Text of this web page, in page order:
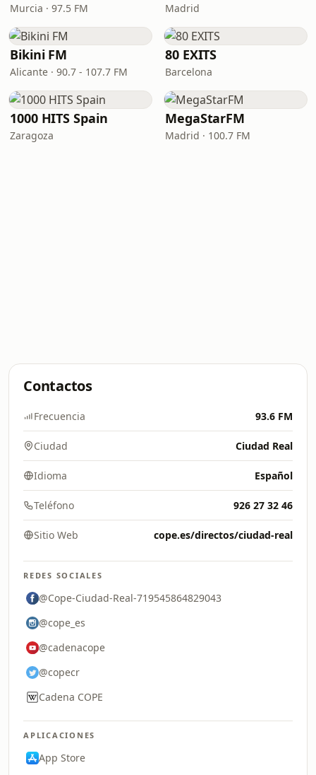
Murcia · 97.5 FM Madrid
Bikini FM
Alicante · 90.7 - 107.7 FM
80 EXITS
Barcelona
1000 HITS Spain
Zaragoza
MegaStarFM
Madrid · 100.7 FM
Contactos
Frecuencia 93.6 FM
Ciudad Ciudad Real
Idioma Español
Teléfono 926 27 32 46
Sitio Web cope.es/directos/ciudad-real
REDES SOCIALES
@Cope-Ciudad-Real-719545864829043
@cope_es
@cadenacope
@copecr
Cadena COPE
APLICACIONES
App Store